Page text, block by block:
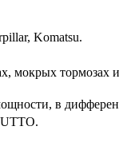
Komatsu.
мокрых тормозах
в
UTTO.